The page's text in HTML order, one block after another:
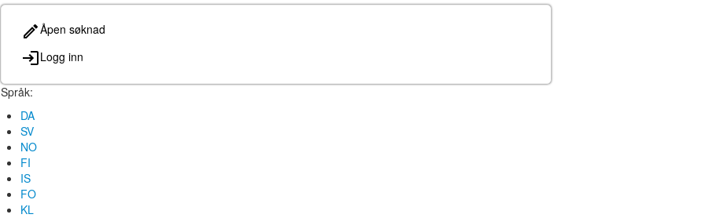
Åpen søknad
Logg inn
Språk:
DA
SV
NO
FI
IS
FO
KL